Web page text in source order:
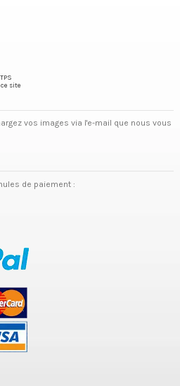
site
vos images via l'e-mail que nous vous
de paiement :